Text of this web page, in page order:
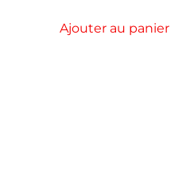
Ajouter au panier